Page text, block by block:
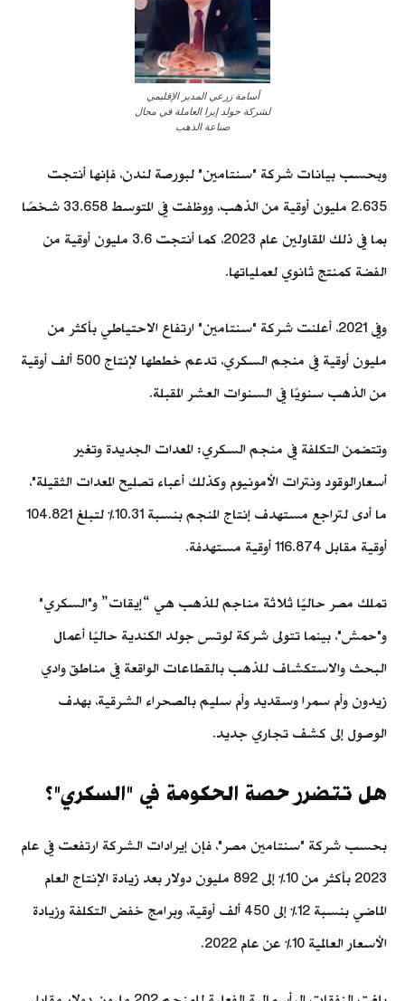
أسامة زرعي المدير الإقليمي
لشركة جولد إيرا العاملة في مجال
صناعة الذهب
وبحسب بيانات شركة "سنتامين" لبورصة لندن، فإنها أنتجت
2.635 مليون أوقية من الذهب، ووظفت في المتوسط ​​33.658 شخصًا
بما في ذلك المقاولين عام 2023، كما أنتجت 3.6 مليون أوقية من
الفضة كمنتج ثانوي لعملياتها.
وفي 2021، أعلنت شركة "سنتامين" ارتفاع الاحتياطي بأكثر من
مليون أوقية في منجم السكري، تدعم خططها لإنتاج 500 ألف أوقية
من الذهب سنويًا في السنوات العشر المقبلة.
وتتضمن التكلفة في منجم السكري: المعدات الجديدة وتغير
أسعارالوقود ونترات الأمونيوم وكذلك أعباء تصليح المعدات الثقيلة"،
ما أدى لتراجع مستهدف إنتاج المنجم بنسبة 10.31% لتبلغ 104.821
أوقية مقابل 116.874 أوقية مستهدفة.
تملك مصر حاليًا ثلاثة مناجم للذهب هي “إيقات” و"السكري"
و"حمش"، بينما تتولى شركة لوتس جولد الكندية حاليًا أعمال
البحث والاستكشاف للذهب بالقطاعات الواقعة في مناطق وادي
زيدون وأم سمرا وسقديد وأم سليم بالصحراء الشرقية، بهدف
الوصول إلى كشف تجاري جديد.
هل تتضرر حصة الحكومة في "السكري"؟
بحسب شركة "سنتامين مصر"، فإن إيرادات الشركة ارتفعت في عام
2023 بأكثر من 10% إلى 892 مليون دولار بعد زيادة الإنتاج العام
الماضي بنسبة 12% إلى 450 ألف أوقية، وبرامج خفض التكلفة وزيادة
الأسعار العالمية 10% عن عام 2022.